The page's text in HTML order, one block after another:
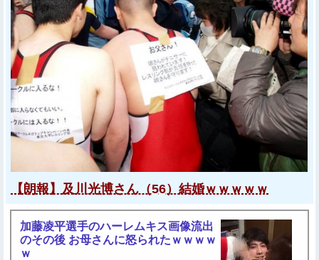
【朗報】及川光博さん（56）結婚ｗｗｗｗｗ
加藤凌平選手のハーレムキス画像流出
のその後 お母さんに怒られたｗｗｗｗ
ｗ